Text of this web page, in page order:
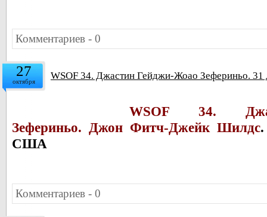
Комментариев - 0
27
октября WSOF 34. Джастин Гейджи-Жоао Зефериньо.
WSOF 34.
Зефериньо. Джон Фитч-Джейк Шилдс.
США
Комментариев - 0